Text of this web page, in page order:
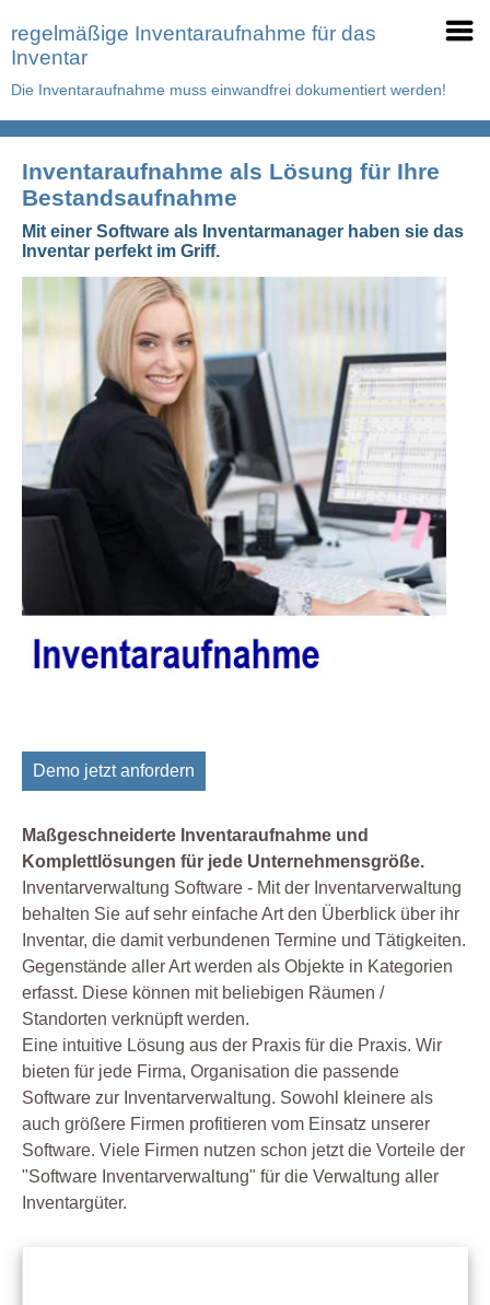
regelmäßige Inventaraufnahme für das
Inventar
Die Inventaraufnahme muss einwandfrei dokumentiert werden!
Inventaraufnahme als Lösung für Ihre
Bestandsaufnahme
Mit einer Software als Inventarmanager haben sie das
Inventar perfekt im Griff.
Demo jetzt anfordern
Maßgeschneiderte Inventaraufnahme und
Komplettlösungen für jede Unternehmensgröße.
Inventarverwaltung Software - Mit der Inventarverwaltung
behalten Sie auf sehr einfache Art den Überblick über ihr
Inventar, die damit verbundenen Termine und Tätigkeiten.
Gegenstände aller Art werden als Objekte in Kategorien
erfasst. Diese können mit beliebigen Räumen /
Standorten verknüpft werden.
Eine intuitive Lösung aus der Praxis für die Praxis. Wir
bieten für jede Firma, Organisation die passende
Software zur Inventarverwaltung. Sowohl kleinere als
auch größere Firmen profitieren vom Einsatz unserer
Software. Viele Firmen nutzen schon jetzt die Vorteile der
"Software Inventarverwaltung" für die Verwaltung aller
Inventargüter.